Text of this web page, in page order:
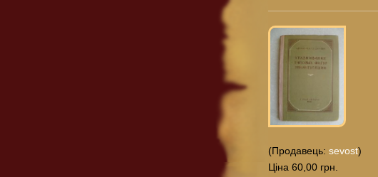
(Продавець:sevost)
Ціна 60,00 грн.